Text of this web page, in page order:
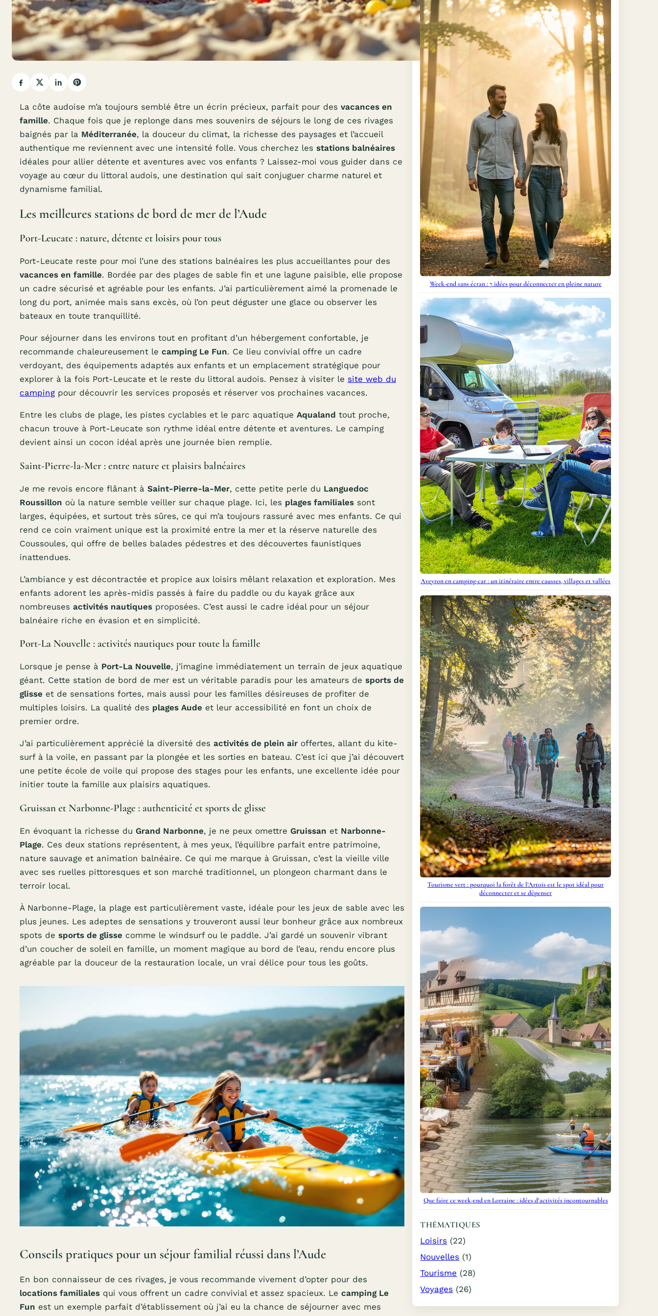
La côte audoise m’a toujours semblé être un écrin précieux, parfait pour des vacances en
famille. Chaque fois que je replonge dans mes souvenirs de séjours le long de ces rivages
baignés par la Méditerranée, la douceur du climat, la richesse des paysages et l’accueil
authentique me reviennent avec une intensité folle. Vous cherchez les stations balnéaires
idéales pour allier détente et aventures avec vos enfants ? Laissez-moi vous guider dans ce
voyage au cœur du littoral audois, une destination qui sait conjuguer charme naturel et
dynamisme familial.
Les meilleures stations de bord de mer de l’Aude
Port-Leucate : nature, détente et loisirs pour tous
Port-Leucate reste pour moi l’une des stations balnéaires les plus accueillantes pour des
vacances en famille. Bordée par des plages de sable fin et une lagune paisible, elle propose
un cadre sécurisé et agréable pour les enfants. J’ai particulièrement aimé la promenade le
long du port, animée mais sans excès, où l’on peut déguster une glace ou observer les
bateaux en toute tranquillité.
Pour séjourner dans les environs tout en profitant d’un hébergement confortable, je
recommande chaleureusement le camping Le Fun. Ce lieu convivial offre un cadre
verdoyant, des équipements adaptés aux enfants et un emplacement stratégique pour
explorer à la fois Port-Leucate et le reste du littoral audois. Pensez à visiter le site web du
camping pour découvrir les services proposés et réserver vos prochaines vacances.
Entre les clubs de plage, les pistes cyclables et le parc aquatique Aqualand tout proche,
chacun trouve à Port-Leucate son rythme idéal entre détente et aventures. Le camping
devient ainsi un cocon idéal après une journée bien remplie.
Saint-Pierre-la-Mer : entre nature et plaisirs balnéaires
Je me revois encore flânant à Saint-Pierre-la-Mer, cette petite perle du Languedoc
Roussillon où la nature semble veiller sur chaque plage. Ici, les plages familiales sont
larges, équipées, et surtout très sûres, ce qui m’a toujours rassuré avec mes enfants. Ce qui
rend ce coin vraiment unique est la proximité entre la mer et la réserve naturelle des
Coussoules, qui offre de belles balades pédestres et des découvertes faunistiques
inattendues.
L’ambiance y est décontractée et propice aux loisirs mêlant relaxation et exploration. Mes
enfants adorent les après-midis passés à faire du paddle ou du kayak grâce aux
nombreuses activités nautiques proposées. C’est aussi le cadre idéal pour un séjour
balnéaire riche en évasion et en simplicité.
Port-La Nouvelle : activités nautiques pour toute la famille
Lorsque je pense à Port-La Nouvelle, j’imagine immédiatement un terrain de jeux aquatique
géant. Cette station de bord de mer est un véritable paradis pour les amateurs de sports de
glisse et de sensations fortes, mais aussi pour les familles désireuses de profiter de
multiples loisirs. La qualité des plages Aude et leur accessibilité en font un choix de
premier ordre.
J’ai particulièrement apprécié la diversité des activités de plein air offertes, allant du kite-
surf à la voile, en passant par la plongée et les sorties en bateau. C’est ici que j’ai découvert
une petite école de voile qui propose des stages pour les enfants, une excellente idée pour
initier toute la famille aux plaisirs aquatiques.
Gruissan et Narbonne-Plage : authenticité et sports de glisse
En évoquant la richesse du Grand Narbonne, je ne peux omettre Gruissan et Narbonne-
Plage. Ces deux stations représentent, à mes yeux, l’équilibre parfait entre patrimoine,
nature sauvage et animation balnéaire. Ce qui me marque à Gruissan, c’est la vieille ville
avec ses ruelles pittoresques et son marché traditionnel, un plongeon charmant dans le
terroir local.
À Narbonne-Plage, la plage est particulièrement vaste, idéale pour les jeux de sable avec les
plus jeunes. Les adeptes de sensations y trouveront aussi leur bonheur grâce aux nombreux
spots de sports de glisse comme le windsurf ou le paddle. J’ai gardé un souvenir vibrant
d’un coucher de soleil en famille, un moment magique au bord de l’eau, rendu encore plus
agréable par la douceur de la restauration locale, un vrai délice pour tous les goûts.
Conseils pratiques pour un séjour familial réussi dans l’Aude
En bon connaisseur de ces rivages, je vous recommande vivement d’opter pour des
locations familiales qui vous offrent un cadre convivial et assez spacieux. Le camping Le
Fun est un exemple parfait d’établissement où j’ai eu la chance de séjourner avec mes
Week-end sans écran : 7 idées pour déconnecter en pleine nature
Aveyron en camping-car : un itinéraire entre causses, villages et vallées
Tourisme vert : pourquoi la forêt de l’Artois est le spot idéal pour
déconnecter et se dépenser
Que faire ce week-end en Lorraine : idées d’activités incontournables
THÉMATIQUES
Loisirs (22)
Nouvelles (1)
Tourisme (28)
Voyages (26)